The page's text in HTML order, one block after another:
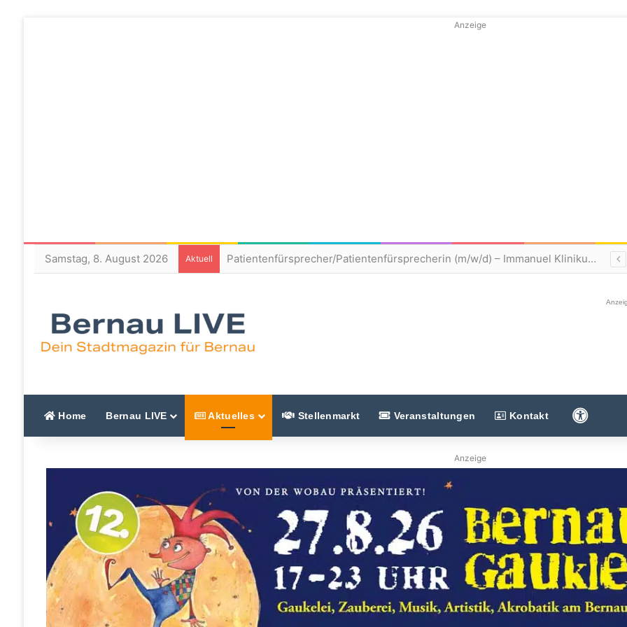
Anzeige
Samstag, 8. August 2026 Aktuell Patientenfürsprecher/Patientenfürsprecherin (m/w/d) – Immanuel Klinikum Bernau
Home Bernau LIVE Aktuelles Stellenmarkt Veranstaltungen Kontakt
Anzeige